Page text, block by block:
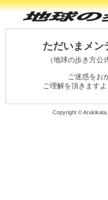
ただいまメン
（地球の歩き方公
ご迷惑をお
ご理解を頂きます
Copyright ©